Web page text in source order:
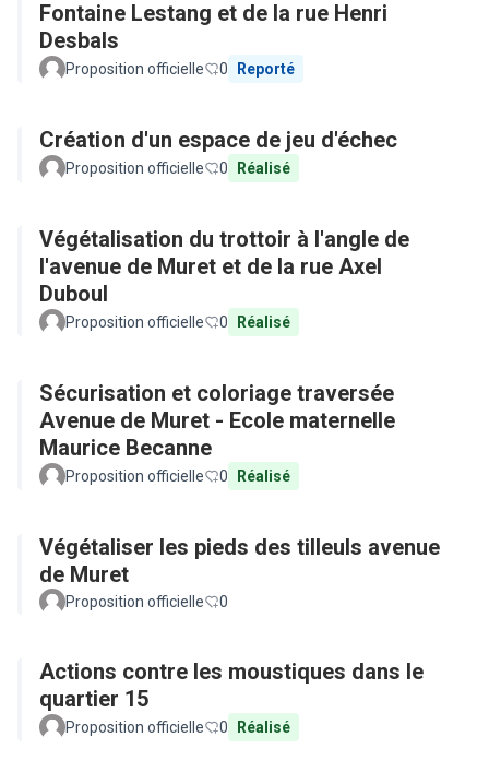
Fontaine Lestang et de la rue Henri
Desbals
Proposition officielle 0 Reporté
Création d'un espace de jeu d'échec
Proposition officielle 0 Réalisé
Végétalisation du trottoir à l'angle de
l'avenue de Muret et de la rue Axel
Duboul
Proposition officielle 0 Réalisé
Sécurisation et coloriage traversée
Avenue de Muret - Ecole maternelle
Maurice Becanne
Proposition officielle 0 Réalisé
Végétaliser les pieds des tilleuls avenue
de Muret
Proposition officielle 0
Actions contre les moustiques dans le
quartier 15
Proposition officielle 0 Réalisé